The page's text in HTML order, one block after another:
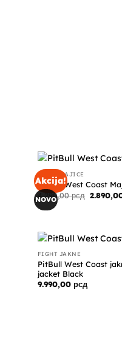
Akcija!
NOVO
FIGHT MAJICE
PitBull West Coast
4.290,00рсд
FIGHT JAKNE
PitBull West Coast
jacket Black
9.990,00 рсд